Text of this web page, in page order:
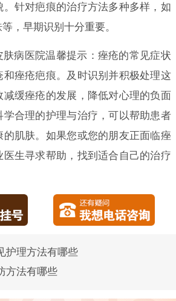
针对疤痕的治疗方法多种多样，如
，早期识别十分重要。
肤病医院温馨提示：痤疮的常见症状
痤疮疤痕。及时识别并积极处理这
缓痤疮的发展，降低对心理的负面
合理的护理与治疗，可以帮助患者
肌肤。如果您或您的朋友正面临痤
生寻求帮助，找到适合自己的治疗
护理方法有哪些
方法有哪些